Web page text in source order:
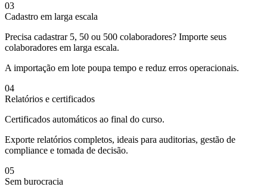
03
Cadastro em larga escala
Precisa cadastrar 5, 50 ou 500 colaboradores? Importe seus
colaboradores em larga escala.
A importação em lote poupa tempo e reduz erros operacionais.
04
Relatórios e certificados
Certificados automáticos ao final do curso.
Exporte relatórios completos, ideais para auditorias, gestão de
compliance e tomada de decisão.
05
Sem burocracia